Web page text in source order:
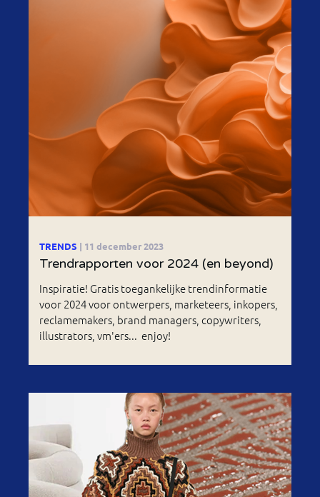
TRENDS | 11 december 2023
Trendrapporten voor 2024 (en beyond)
Inspiratie! Gratis toegankelijke trendinformatie
voor 2024 voor ontwerpers, marketeers, inkopers,
reclamemakers, brand managers, copywriters,
illustrators, vm'ers... enjoy!